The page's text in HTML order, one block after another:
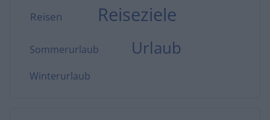
Reisen Reiseziele
Sommerurlaub Urlaub
Winterurlaub